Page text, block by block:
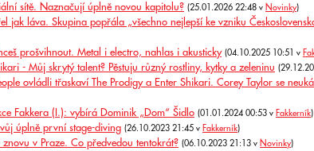
sítě. Naznačují úplně novou kapitolu? (25.01.2026 22:48 v Novinky)
jak láva. Skupina popřála „všechno nejlepší ke vzniku
prošvihnout. Metal i electro, nahlas i akusticky (04.10.2025 10:51 v
- Můj skrytý talent? Pěstuju různý rostliny, kytky a zeleninu
ovládli třaskaví The Prodigy a Enter Shikari. Corey Taylor se
Fakkera (I.): vybírá Dominik „Dom“ Šidlo (01.01.2024 00:53 v Fakkerník)
úplně první stage-diving (26.10.2023 21:45 v Fakkerník)
v Praze. Co předvedou tentokrát? (06.10.2023 21:13 v Novinky)